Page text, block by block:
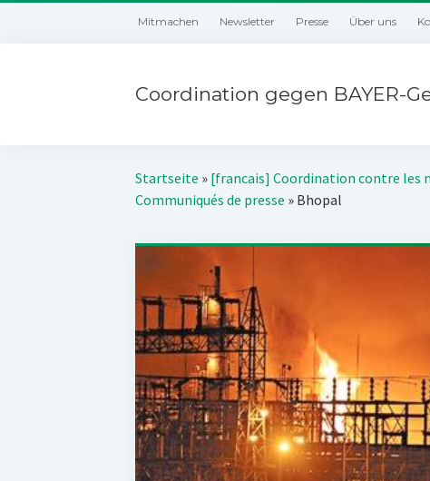
Mitmachen Newsletter Presse Über uns
Coordination gegen BAYER-
Startseite » [francais] Coordination contre les
Communiqués de presse » Bhopal